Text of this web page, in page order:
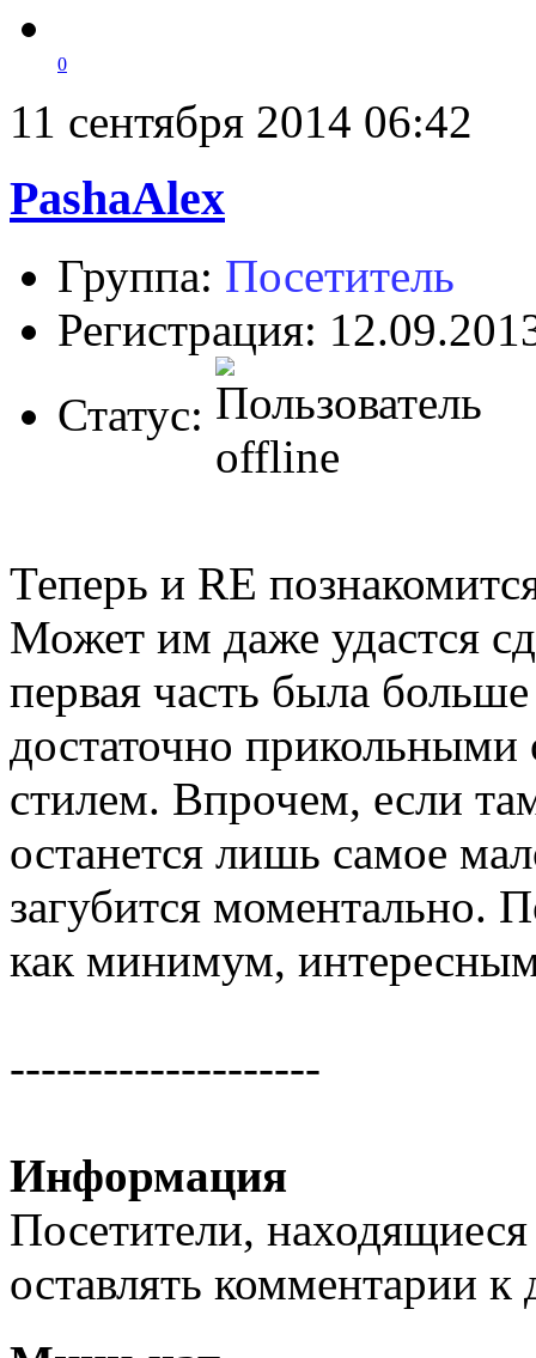
0
11 сентября 2014 06:42
PashaAlex
Группа: Посетитель
Регистрация:
Статус:
Теперь и RE
Может им даже удастся
первая часть была
достаточно
стилем. Впрочем, если
останется лишь самое
загубится моментально.
как минимум,
--------------------
Информация
Посетители,
оставлять комментарии